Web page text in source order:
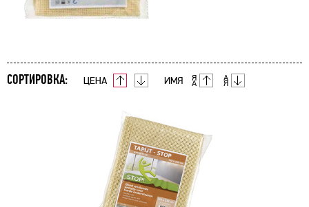
СОРТИРОВКА: ЦЕНА ИМЯ